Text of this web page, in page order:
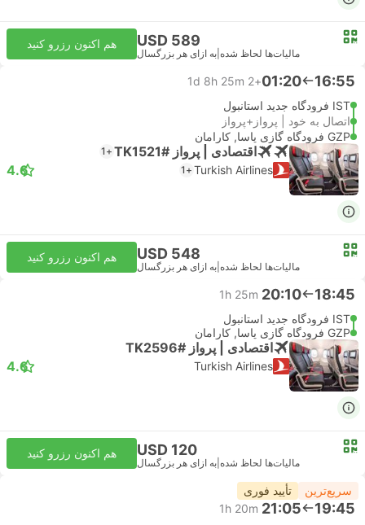
USD 589
مالیات‌ها لحاظ شده به ازای هر بزرگسال
هم اکنون رزرو کنید
16:55
01:20
+2
1d 8h 25m
IST فرودگاه جدید استانبول
اتصال به خود | پرواز+پرواز
GZP فرودگاه گازی پاسا, کارامان
اقتصادی | پرواز #TK1521 +1
Turkish Airlines
+1
4.6
USD 548
مالیات‌ها لحاظ شده به ازای هر بزرگسال
هم اکنون رزرو کنید
18:45
20:10
1h 25m
IST فرودگاه جدید استانبول
GZP فرودگاه گازی پاسا, کارامان
اقتصادی | پرواز #TK2596
Turkish Airlines
4.6
USD 120
مالیات‌ها لحاظ شده به ازای هر بزرگسال
هم اکنون رزرو کنید
سریع‌ترین تأیید فوری
19:45
21:05
1h 20m